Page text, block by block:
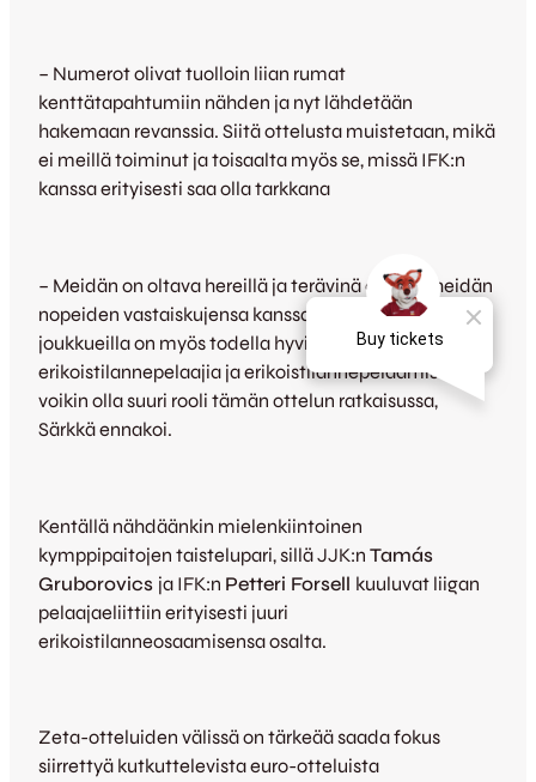
– Numerot olivat tuolloin liian rumat
kenttätapahtumiin nähden ja nyt lähdetään
hakemaan revanssia. Siitä ottelusta muistetaan, mikä
ei meillä toiminut ja toisaalta myös se, missä IFK:n
kanssa erityisesti saa olla tarkkana
– Meidän on oltava hereillä ja terävinä etenkin heidän
nopeiden vastaiskujensa kanssa. Molemmilla
joukkueilla on myös todella hyviä
erikoistilannepelaajia ja erikoistilannepelaamisella
voikin olla suuri rooli tämän ottelun ratkaisussa,
Särkkä ennakoi.
Kentällä nähdäänkin mielenkiintoinen
kymppipaitojen taistelupari, sillä JJK:n Tamás
Gruborovics ja IFK:n Petteri Forsell kuuluvat liigan
pelaajaeliittiin erityisesti juuri
erikoistilanneosaamisensa osalta.
Zeta-otteluiden välissä on tärkeää saada fokus
siirrettyä kutkuttelevista euro-otteluista